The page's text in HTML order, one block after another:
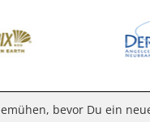
bevor Du ein